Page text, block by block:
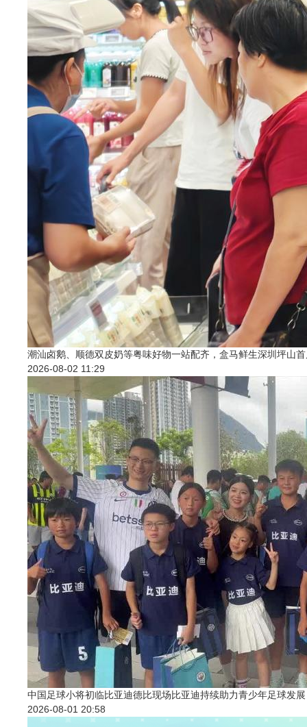
潮汕卤鹅、顺德双皮奶等粤味好物一站配齐，盒马鲜生深圳坪山
2026-08-02 11:29
中国足球小将初临比亚迪德比现场比亚迪持续助力青少年足球发展
2026-08-01 20:58